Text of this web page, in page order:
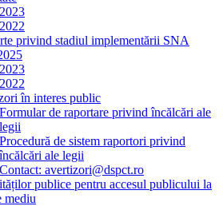
2023
2022
privind stadiul implementării SNA
2023
2022
în interes public
Formular de raportare privind încălcări ale
legii
Procedură de sistem raportori privind
încălcări ale legii
Contact: avertizori@dspct.ro
publice pentru accesul publicului la
mediu